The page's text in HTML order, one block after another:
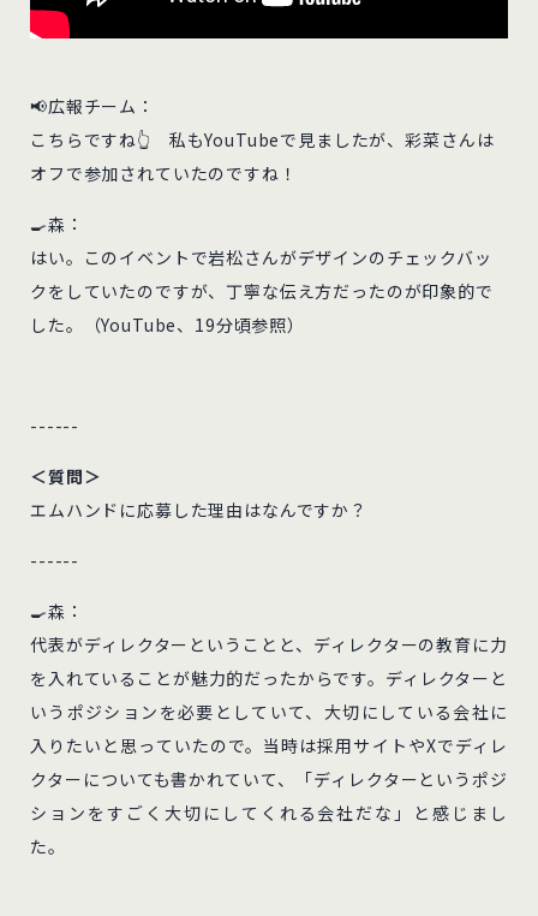
📢広報チーム：
こちらですね👆 私もYouTubeで見ましたが、彩菜さんは
オフで参加されていたのですね！
🍳森：
はい。このイベントで岩松さんがデザインのチェックバッ
クをしていたのですが、丁寧な伝え方だったのが印象的で
した。（YouTube、19分頃参照）
------
＜質問＞
エムハンドに応募した理由はなんですか？
------
🍳森：
代表がディレクターということと、ディレクターの教育に力
を入れていることが魅力的だったからです。ディレクターと
いうポジションを必要としていて、大切にしている会社に
入りたいと思っていたので。当時は採用サイトやXでディレ
クターについても書かれていて、「ディレクターというポジ
ションをすごく大切にしてくれる会社だな」と感じまし
た。